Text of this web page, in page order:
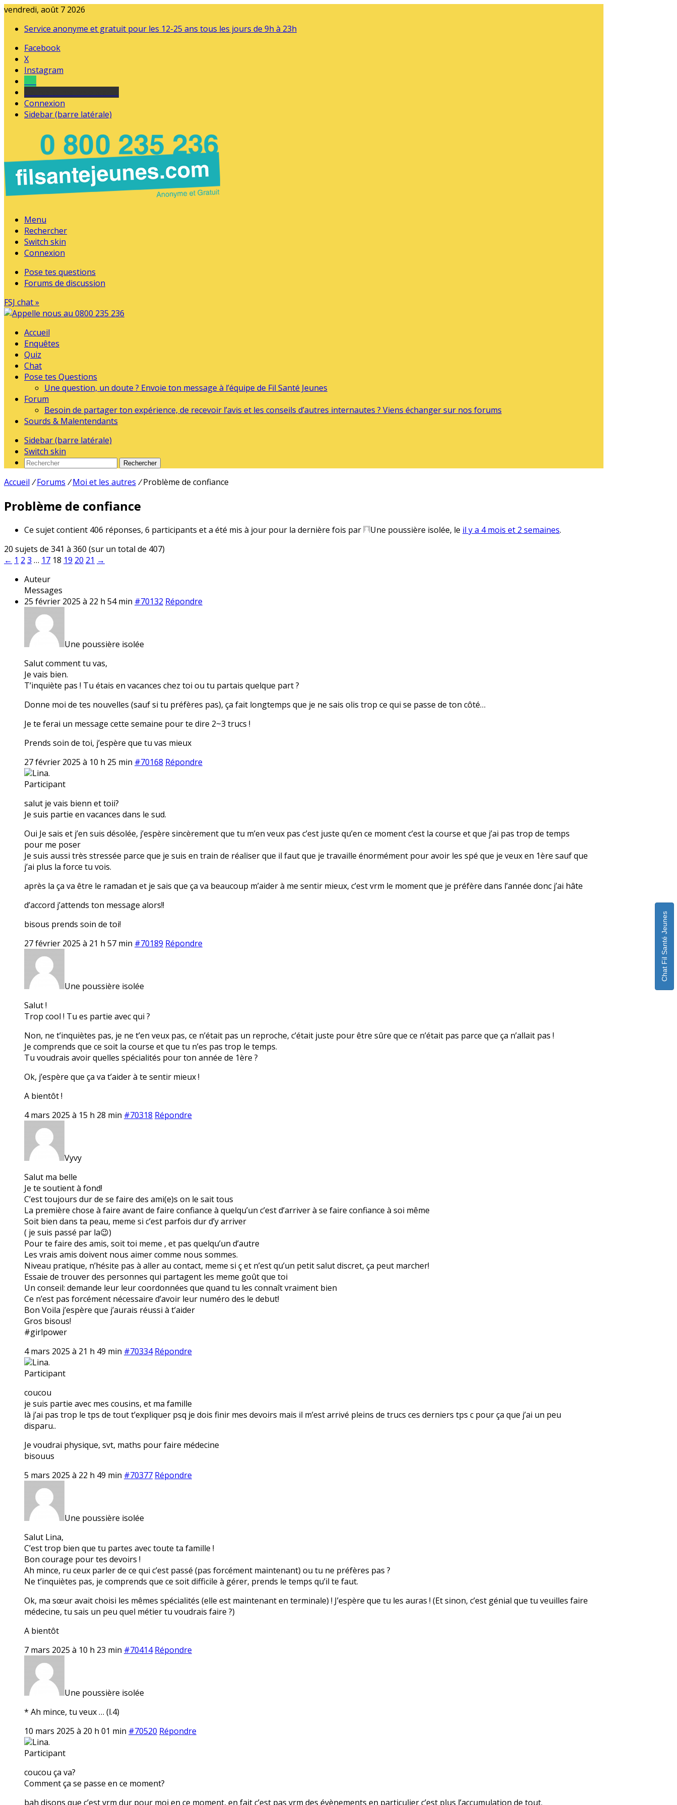
vendredi, août 7 2026
Service anonyme et gratuit pour les 12-25 ans tous les jours de 9h à 23h
Facebook
X
Instagram
Connexion
Sidebar (barre latérale)
Menu
Rechercher
Switch skin
Connexion
Pose tes questions
Forums de discussion
FSJ chat »
Accueil
Enquêtes
Quiz
Chat
Pose tes Questions
Une question, un doute ? Envoie ton message à l’équipe de Fil Santé Jeunes
Forum
Besoin de partager ton expérience, de recevoir l’avis et les conseils d’autres internautes ? Viens échanger sur nos forums
Sourds & Malentendants
Sidebar (barre latérale)
Switch skin
Rechercher
Accueil / Forums / Moi et les autres / Problème de confiance
Problème de confiance
Ce sujet contient 406 réponses, 6 participants et a été mis à jour pour la dernière fois par Une poussière isolée, le il y a 4 mois et 2 semaines.
20 sujets de 341 à 360 (sur un total de 407)
← 1 2 3 … 17 18 19 20 21 →
Auteur
Messages
25 février 2025 à 22 h 54 min #70132 Répondre
Une poussière isolée
Salut comment tu vas,
Je vais bien.
T’inquiète pas ! Tu étais en vacances chez toi ou tu partais quelque part ?
Donne moi de tes nouvelles (sauf si tu préfères pas), ça fait longtemps que je ne sais olis trop ce qui se passe de ton côté…
Je te ferai un message cette semaine pour te dire 2~3 trucs !
Prends soin de toi, j’espère que tu vas mieux
27 février 2025 à 10 h 25 min #70168 Répondre
Lina.
Participant
salut je vais bienn et toii?
Je suis partie en vacances dans le sud.
Oui Je sais et j’en suis désolée, j’espère sincèrement que tu m’en veux pas c’est juste qu’en ce moment c’est la course et que j’ai pas trop de temps
pour me poser
Je suis aussi très stressée parce que je suis en train de réaliser que il faut que je travaille énormément pour avoir les spé que je veux en 1ère sauf que
j’ai plus la force tu vois.
après la ça va être le ramadan et je sais que ça va beaucoup m’aider à me sentir mieux, c’est vrm le moment que je préfère dans l’année donc j’ai hâte
d’accord j’attends ton message alors!!
bisous prends soin de toi!
27 février 2025 à 21 h 57 min #70189 Répondre
Une poussière isolée
Salut !
Trop cool ! Tu es partie avec qui ?
Non, ne t’inquiètes pas, je ne t’en veux pas, ce n’était pas un reproche, c’était juste pour être sûre que ce n’était pas parce que ça n’allait pas !
Je comprends que ce soit la course et que tu n’es pas trop le temps.
Tu voudrais avoir quelles spécialités pour ton année de 1ère ?
Ok, j’espère que ça va t’aider à te sentir mieux !
A bientôt !
4 mars 2025 à 15 h 28 min #70318 Répondre
Vyvy
Salut ma belle
Je te soutient à fond!
C’est toujours dur de se faire des ami(e)s on le sait tous
La première chose à faire avant de faire confiance à quelqu’un c’est d’arriver à se faire confiance à soi même
Soit bien dans ta peau, meme si c’est parfois dur d’y arriver
( je suis passé par la😉)
Pour te faire des amis, soit toi meme , et pas quelqu’un d’autre
Les vrais amis doivent nous aimer comme nous sommes.
Niveau pratique, n’hésite pas à aller au contact, meme si ç et n’est qu’un petit salut discret, ça peut marcher!
Essaie de trouver des personnes qui partagent les meme goût que toi
Un conseil: demande leur leur coordonnées que quand tu les connaît vraiment bien
Ce n’est pas forcément nécessaire d’avoir leur numéro des le debut!
Bon Voila j’espère que j’aurais réussi à t’aider
Gros bisous!
#girlpower
4 mars 2025 à 21 h 49 min #70334 Répondre
Lina.
Participant
coucou
je suis partie avec mes cousins, et ma famille
là j’ai pas trop le tps de tout t’expliquer psq je dois finir mes devoirs mais il m’est arrivé pleins de trucs ces derniers tps c pour ça que j’ai un peu
disparu..
Je voudrai physique, svt, maths pour faire médecine
bisouus
5 mars 2025 à 22 h 49 min #70377 Répondre
Une poussière isolée
Salut Lina,
C’est trop bien que tu partes avec toute ta famille !
Bon courage pour tes devoirs !
Ah mince, ru ceux parler de ce qui c’est passé (pas forcément maintenant) ou tu ne préfères pas ?
Ne t’inquiètes pas, je comprends que ce soit difficile à gérer, prends le temps qu’il te faut.
Ok, ma sœur avait choisi les mêmes spécialités (elle est maintenant en terminale) ! J’espère que tu les auras ! (Et sinon, c’est génial que tu veuilles faire
médecine, tu sais un peu quel métier tu voudrais faire ?)
A bientôt
7 mars 2025 à 10 h 23 min #70414 Répondre
Une poussière isolée
* Ah mince, tu veux … (l.4)
10 mars 2025 à 20 h 01 min #70520 Répondre
Lina.
Participant
coucou ça va?
Comment ça se passe en ce moment?
bah disons que c’est vrm dur pour moi en ce moment, en fait c’est pas vrm des évènements en particulier c’est plus l’accumulation de tout.
Chat Fil Santé Jeunes